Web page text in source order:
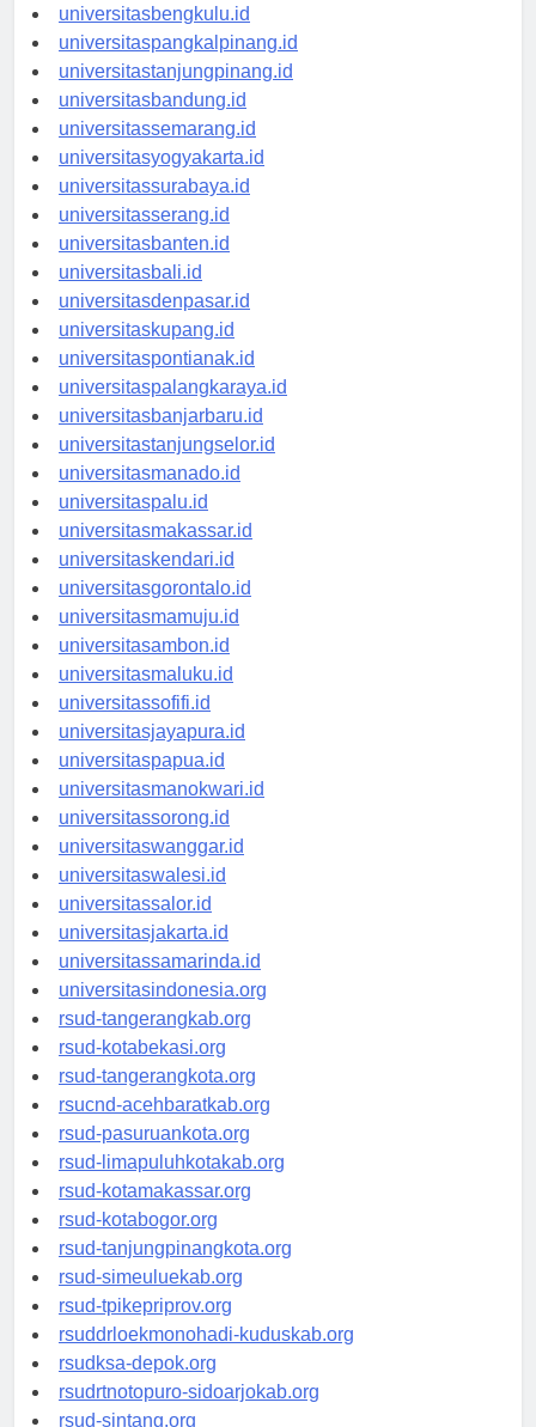
universitaspalembang.id
universitasbengkulu.id
universitaspangkalpinang.id
universitastanjungpinang.id
universitasbandung.id
universitassemarang.id
universitasyogyakarta.id
universitassurabaya.id
universitasserang.id
universitasbanten.id
universitasbali.id
universitasdenpasar.id
universitaskupang.id
universitaspontianak.id
universitaspalangkaraya.id
universitasbanjarbaru.id
universitastanjungselor.id
universitasmanado.id
universitaspalu.id
universitasmakassar.id
universitaskendari.id
universitasgorontalo.id
universitasmamuju.id
universitasambon.id
universitasmaluku.id
universitassofifi.id
universitasjayapura.id
universitaspapua.id
universitasmanokwari.id
universitassorong.id
universitaswanggar.id
universitaswalesi.id
universitassalor.id
universitasjakarta.id
universitassamarinda.id
universitasindonesia.org
rsud-tangerangkab.org
rsud-kotabekasi.org
rsud-tangerangkota.org
rsucnd-acehbaratkab.org
rsud-pasuruankota.org
rsud-limapuluhkotakab.org
rsud-kotamakassar.org
rsud-kotabogor.org
rsud-tanjungpinangkota.org
rsud-simeuluekab.org
rsud-tpikepriprov.org
rsuddrloekmonohadi-kuduskab.org
rsudksa-depok.org
rsudrtnotopuro-sidoarjokab.org